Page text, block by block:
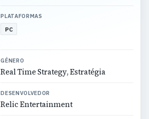
PLATAFORMAS
PC
GÉNERO
Real Time Strategy, Estratégia
DESENVOLVEDOR
Relic Entertainment